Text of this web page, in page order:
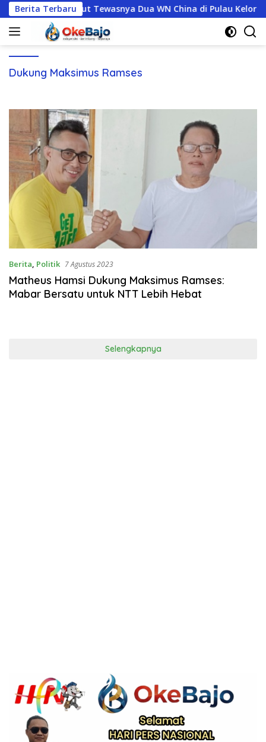
Langsung
ke
konten
Berita Terbaru
Terus Usut Tewasnya Dua WN China di Pulau Kelor
Dukung Maksimus Ramses
Berita, Politik 7 Agustus 2023
Matheus Hamsi Dukung Maksimus Ramses:
Mabar Bersatu untuk NTT Lebih Hebat
Selengkapnya